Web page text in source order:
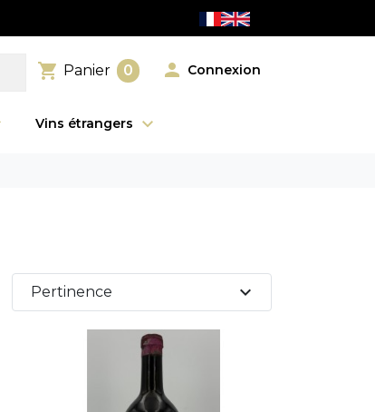
shopping_cart Panier 0  Connexion
Vins étrangers
Pertinence expand_more